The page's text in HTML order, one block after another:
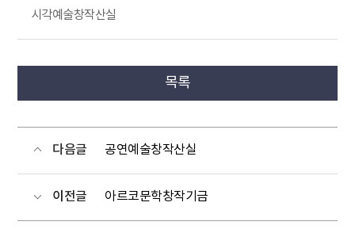
시각예술창작산실
목록
다음글 공연예술창작산실
이전글 아르코문학창작기금